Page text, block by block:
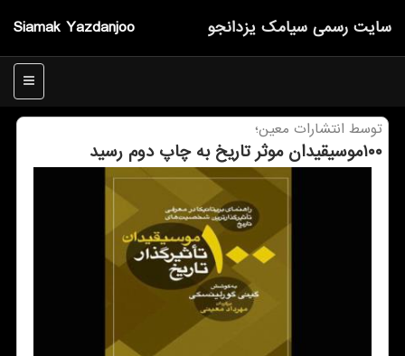
Siamak Yazdanjoo سایت رسمی سیامك یزدانجو
منو
توسط انتشارات معین؛
۱۰۰موسیقیدان موثر تاریخ به چاپ دوم رسید